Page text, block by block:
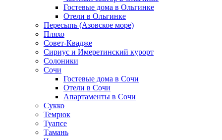
Гостевые дома в Ольгинке
Отели в Ольгинке
Пересыпь (Азовское море)
Пляхо
Совет-Квадже
Сириус и Имеретинский курорт
Солоники
Сочи
Гостевые дома в Сочи
Отели в Сочи
Апартаменты в Сочи
Сукко
Темрюк
Туапсе
Тамань